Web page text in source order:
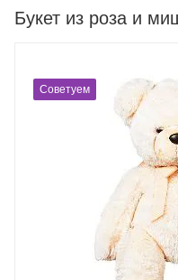
Букет из роза и
Советуем